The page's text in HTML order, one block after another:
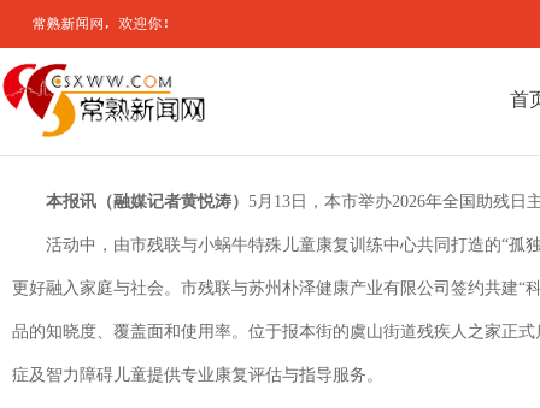
首
本报讯（融媒记者黄悦涛） 5月13日，本市举办2026年全国助残
活动中，由市残联与小蜗牛特殊儿童康复训练中心共同打造的“
更好融入家庭与社会。市残联与苏州朴泽健康产业有限公司签约共建
品的知晓度、覆盖面和使用率。位于报本街的虞山街道残疾人之家正
症及智力障碍儿童提供专业康复评估与指导服务。